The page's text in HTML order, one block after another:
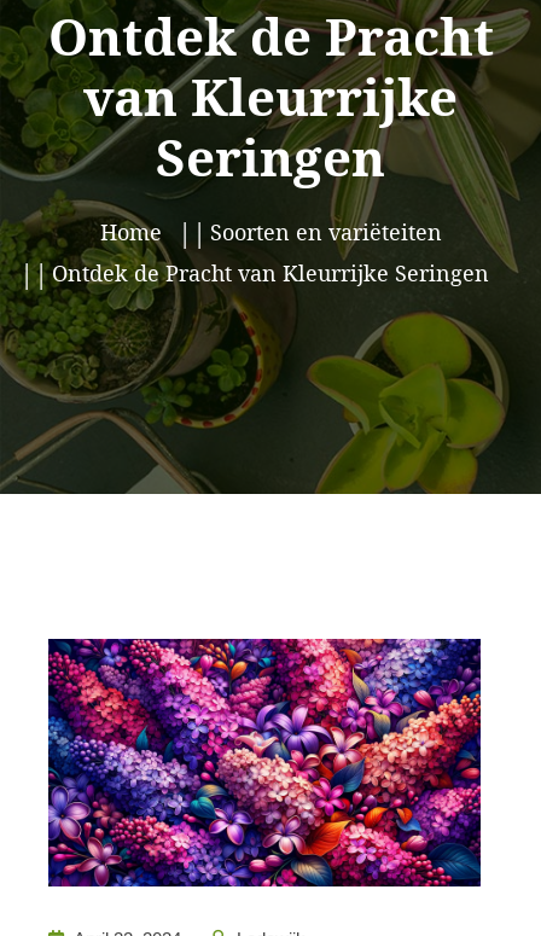
Ontdek de Pracht
van Kleurrijke
Seringen
Home
Soorten en variëteiten
Ontdek de Pracht van Kleurrijke Seringen